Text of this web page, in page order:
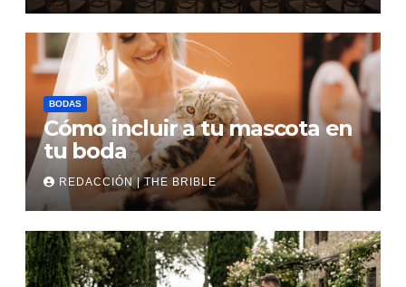
BODAS
Cómo incluir a tu mascota en
tu boda
REDACCIÓN | THE BRIBLE